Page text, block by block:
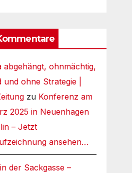
abgehängt, ohnmächtig,
und ohne Strategie |
zu Konferenz am
2025 in Neuenhagen
– Jetzt
ansehen…
der Sackgasse –